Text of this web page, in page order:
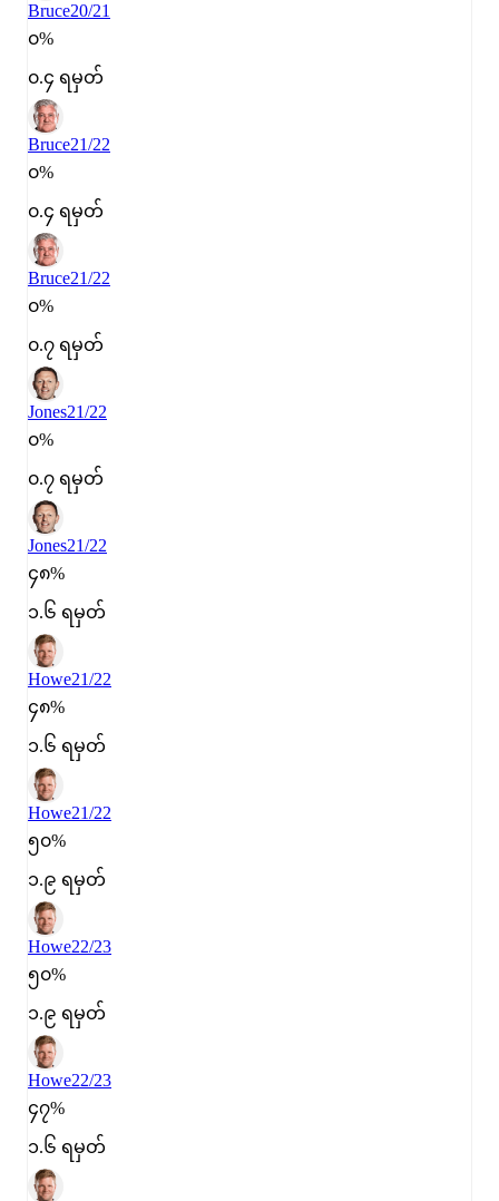
Bruce20/21
၀%
၀.၄ ရမှတ်
Bruce21/22
၀%
၀.၄ ရမှတ်
Bruce21/22
၀%
၀.၇ ရမှတ်
Jones21/22
၀%
၀.၇ ရမှတ်
Jones21/22
၄၈%
၁.၆ ရမှတ်
Howe21/22
၄၈%
၁.၆ ရမှတ်
Howe21/22
၅၀%
၁.၉ ရမှတ်
Howe22/23
၅၀%
၁.၉ ရမှတ်
Howe22/23
၄၇%
၁.၆ ရမှတ်